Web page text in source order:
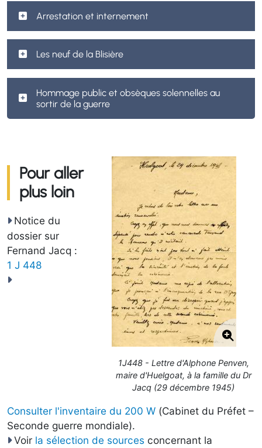
Arrestation et internement
Les neuf de la Blisière
Hommage public et obsèques solennelles au
sortir de la guerre
1J448 - Lettre d'Alphone Penven,
maire d'Huelgoat, à la famille du Dr
Jacq (29 décembre 1945)
Pour aller
plus loin
Notice du
dossier sur
Fernand Jacq :
1 J 448
Consulter l'inventaire du 200 W (Cabinet du Préfet –
Seconde guerre mondiale).
Voir la sélection de sources concernant la